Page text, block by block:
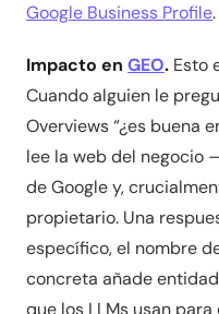
Google Business Profile.
Impacto en GEO. Esto
Cuando alguien le
Overviews “¿es buena
lee la web del negocio
de Google y,
propietario. Una
específico, el nombre
concreta añade
que los LLMs usan